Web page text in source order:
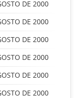
DE 2000
DE 2000
DE 2000
DE 2000
DE 2000
DE 2000